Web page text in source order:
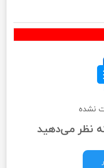
نشده
نظر می‌دهید